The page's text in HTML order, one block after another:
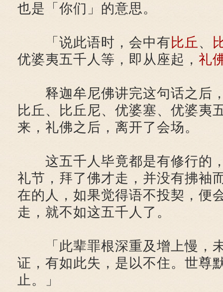
也是「你们」的意思。
「说此语时，会中有 比丘、
优婆夷五千人等，即从座起， 礼
释迦牟尼佛讲完这句话之后
比丘、比丘尼、优婆塞、优婆夷
来，礼佛之后，离开了会场。
这五千人毕竟都是有修行的
礼节，拜了佛才走，并没有拂袖
在的人，如果觉得语不投契，便
走，就不如这五千人了。
「此辈罪根深重及增上慢，
证，有如此失，是以不住。世尊
止。」